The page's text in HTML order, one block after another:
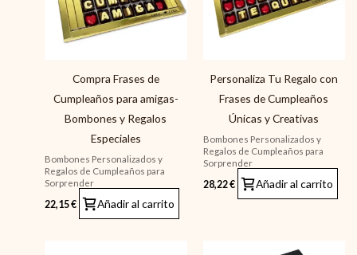
Compra Frases de
Cumpleaños para amigas-
Bombones y Regalos
Especiales
Bombones Personalizados y
Regalos de Cumpleaños para
Sorprender
22,15€ Añadir al carrito
Personaliza Tu Regalo con
Frases de Cumpleaños
Únicas y Creativas
Bombones Personalizados y
Regalos de Cumpleaños para
Sorprender
28,22€ Añadir al carrito